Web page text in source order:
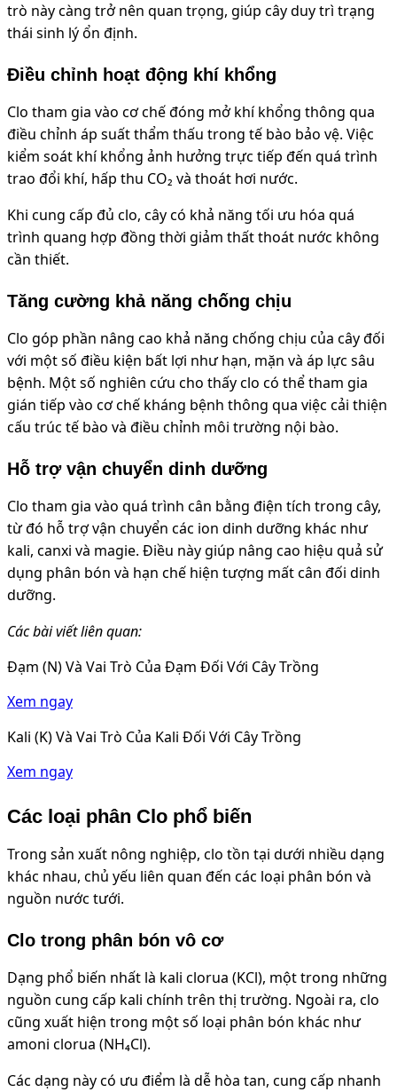
trò này càng trở nên quan trọng, giúp cây duy trì trạng
thái sinh lý ổn định.
Điều chỉnh hoạt động khí khổng
Clo tham gia vào cơ chế đóng mở khí khổng thông qua
điều chỉnh áp suất thẩm thấu trong tế bào bảo vệ. Việc
kiểm soát khí khổng ảnh hưởng trực tiếp đến quá trình
trao đổi khí, hấp thu CO₂ và thoát hơi nước.
Khi cung cấp đủ clo, cây có khả năng tối ưu hóa quá
trình quang hợp đồng thời giảm thất thoát nước không
cần thiết.
Tăng cường khả năng chống chịu
Clo góp phần nâng cao khả năng chống chịu của cây đối
với một số điều kiện bất lợi như hạn, mặn và áp lực sâu
bệnh. Một số nghiên cứu cho thấy clo có thể tham gia
gián tiếp vào cơ chế kháng bệnh thông qua việc cải thiện
cấu trúc tế bào và điều chỉnh môi trường nội bào.
Hỗ trợ vận chuyển dinh dưỡng
Clo tham gia vào quá trình cân bằng điện tích trong cây,
từ đó hỗ trợ vận chuyển các ion dinh dưỡng khác như
kali, canxi và magie. Điều này giúp nâng cao hiệu quả sử
dụng phân bón và hạn chế hiện tượng mất cân đối dinh
dưỡng.
Các bài viết liên quan:
Đạm (N) Và Vai Trò Của Đạm Đối Với Cây Trồng
Xem ngay
Kali (K) Và Vai Trò Của Kali Đối Với Cây Trồng
Xem ngay
Các loại phân Clo phổ biến
Trong sản xuất nông nghiệp, clo tồn tại dưới nhiều dạng
khác nhau, chủ yếu liên quan đến các loại phân bón và
nguồn nước tưới.
Clo trong phân bón vô cơ
Dạng phổ biến nhất là kali clorua (KCl), một trong những
nguồn cung cấp kali chính trên thị trường. Ngoài ra, clo
cũng xuất hiện trong một số loại phân bón khác như
amoni clorua (NH₄Cl).
Các dạng này có ưu điểm là dễ hòa tan, cung cấp nhanh